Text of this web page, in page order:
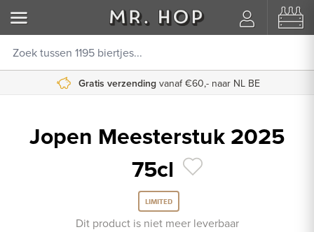
Gratis verzending vanaf €60,- naar NL BE
Jopen Meesterstuk 2025
75cl
LIMITED
Dit product is niet meer leverbaar